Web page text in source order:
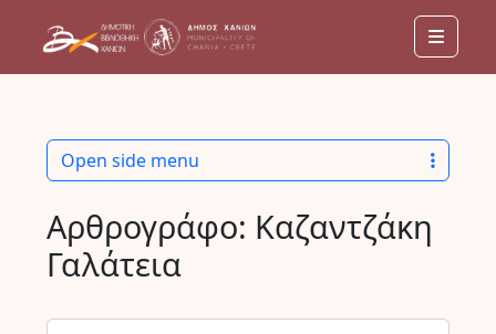
Menu
Αρθρογράφο: Καζαντζάκη
Γαλάτεια
Open side menu